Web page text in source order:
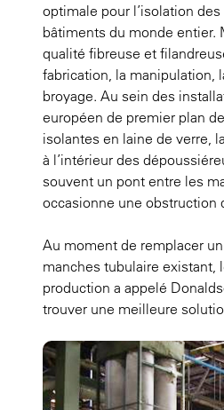
optimale pour l’isolation
bâtiments du monde entier.
qualité fibreuse et
fabrication, la manipulation,
broyage. Au sein des
européen de premier plan
isolantes en laine de verre,
à l’intérieur des
souvent un pont entre les
occasionne une obstruction
Au moment de remplacer
manches tubulaire existant,
production a appelé
trouver une meilleure